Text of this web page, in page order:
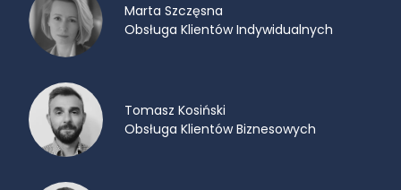
Marta Szczęsna
Obsługa Klientów Indywidualnych
Tomasz Kosiński
Obsługa Klientów Biznesowych